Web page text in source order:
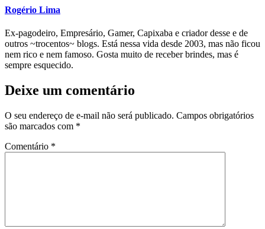
Rogério Lima
Ex-pagodeiro, Empresário, Gamer, Capixaba e criador desse e de
outros ~trocentos~ blogs. Está nessa vida desde 2003, mas não ficou
nem rico e nem famoso. Gosta muito de receber brindes, mas é
sempre esquecido.
Deixe um comentário
O seu endereço de e-mail não será publicado. Campos obrigatórios
são marcados com *
Comentário *